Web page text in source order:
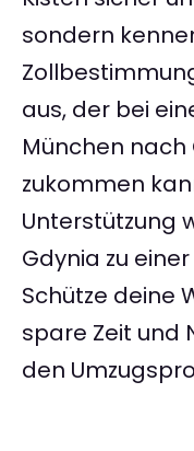
sondern
aus, der bei
München
zukommen
Unterstützung
Gdynia zu
Schütze deine
spare Zeit und
den